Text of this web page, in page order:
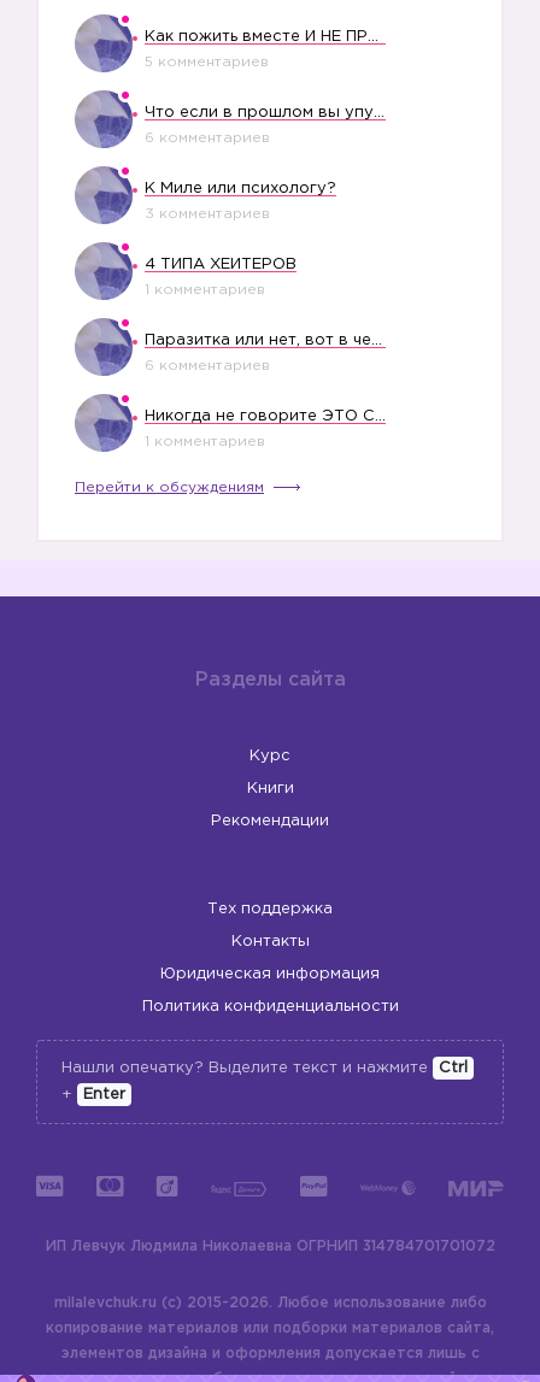
5 комментариев
6 комментариев
К Миле или психологу?
3 комментариев
4 ТИПА ХЕЙТЕРОВ
1 комментариев
6 комментариев
1 комментариев
Перейти к обсуждениям
Разделы сайта
Курс
Книги
Рекомендации
Тех поддержка
Контакты
Юридическая информация
Политика конфиденциальности
Нашли опечатку? Выделите текст и нажмите
Ctrl
+
Enter
ИП Левчук Людмила Николаевна ОГРНИП 314784701701072
milalevchuk.ru (c) 2015-2026.
Любое использование либо
копирование материалов или подборки материалов сайта,
элементов дизайна и оформления допускается лишь с
разрешения правообладателя и только со ссылкой на